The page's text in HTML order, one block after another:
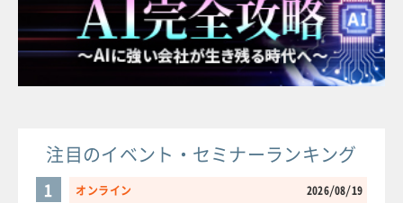
注目のイベント・セミナーランキング
オンライン 2026/08/19
1